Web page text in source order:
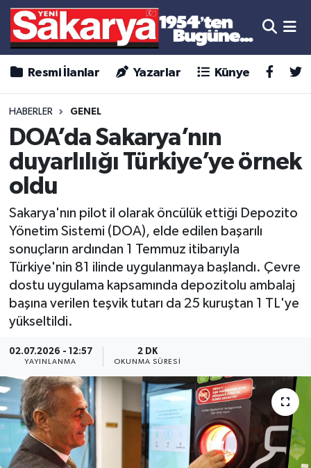
Resmi İlanlar Yazarlar Künye
HABERLER GENEL
DOA’da Sakarya’nın
duyarlılığı Türkiye’ye örnek
oldu
Sakarya'nın pilot il olarak öncülük ettiği Depozito
Yönetim Sistemi (DOA), elde edilen başarılı
sonuçların ardından 1 Temmuz itibarıyla
Türkiye'nin 81 ilinde uygulanmaya başlandı. Çevre
dostu uygulama kapsamında depozitolu ambalaj
başına verilen teşvik tutarı da 25 kuruştan 1 TL'ye
yükseltildi.
02.07.2026 - 12:57
YAYINLANMA
2 DK
OKUNMA SÜRESI